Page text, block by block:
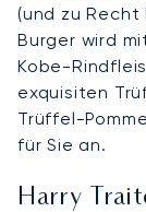
(und zu
Burger wird
Kobe-
exquisiten
Trüffel-
für Sie an.
Harry